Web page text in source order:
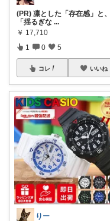
(PR) 凛とした「存在感」と、
「揺るぎな ...
￥ 17,710
1 0 5
コレ いいね
りー